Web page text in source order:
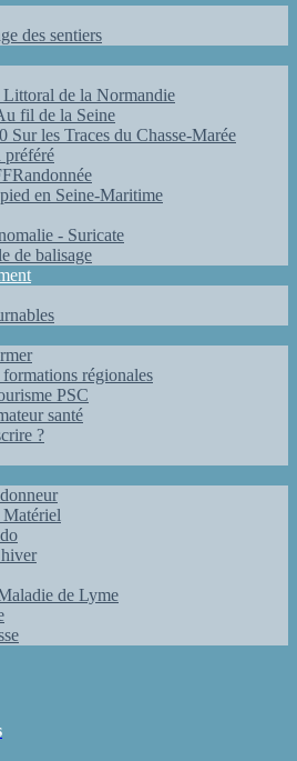
des sentiers
de la Normandie
fil de la Seine
Sur les Traces du Chasse-Marée
en Seine-Maritime
- Suricate
de balisage
régionales
PSC
santé
?
de Lyme